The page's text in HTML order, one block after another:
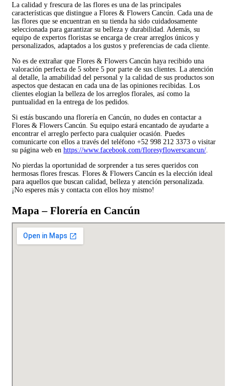
La calidad y frescura de las flores es una de las principales
características que distingue a Flores & Flowers Cancún. Cada una de
las flores que se encuentran en su tienda ha sido cuidadosamente
seleccionada para garantizar su belleza y durabilidad. Además, su
equipo de expertos floristas se encarga de crear arreglos únicos y
personalizados, adaptados a los gustos y preferencias de cada cliente.
No es de extrañar que Flores & Flowers Cancún haya recibido una
valoración perfecta de 5 sobre 5 por parte de sus clientes. La atención
al detalle, la amabilidad del personal y la calidad de sus productos son
aspectos que destacan en cada una de las opiniones recibidas. Los
clientes elogian la belleza de los arreglos florales, así como la
puntualidad en la entrega de los pedidos.
Si estás buscando una florería en Cancún, no dudes en contactar a
Flores & Flowers Cancún. Su equipo estará encantado de ayudarte a
encontrar el arreglo perfecto para cualquier ocasión. Puedes
comunicarte con ellos a través del teléfono +52 998 212 3373 o visitar
su página web en https://www.facebook.com/floresyflowerscancun/
No pierdas la oportunidad de sorprender a tus seres queridos con
hermosas flores frescas. Flores & Flowers Cancún es la elección ideal
para aquellos que buscan calidad, belleza y atención personalizada.
¡No esperes más y contacta con ellos hoy mismo!
Mapa – Florería en Cancún